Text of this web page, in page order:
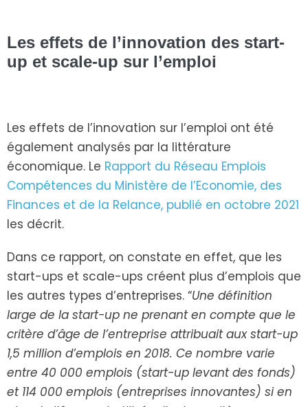
Les effets de l’innovation des start-
up et scale-up sur l’emploi
Les effets de l’innovation sur l’emploi ont été
également analysés par la littérature
économique. Le Rapport du Réseau Emplois
Compétences du Ministère de l’Economie, des
Finances et de la Relance, publié en octobre 2021
les décrit.
Dans ce rapport, on constate en effet, que les
start-ups et scale-ups créent plus d’emplois que
les autres types d’entreprises. “Une définition
large de la start-up ne prenant en compte que le
critère d’âge de l’entreprise attribuait aux start-up
1,5 million d’emplois en 2018. Ce nombre varie
entre 40 000 emplois (start-up levant des fonds)
et 114 000 emplois (entreprises innovantes) si en